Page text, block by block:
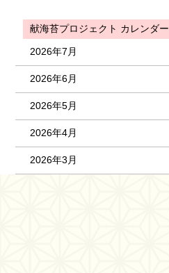
献海苔プロジェクト カレンダー
2026年7月
2026年6月
2026年5月
2026年4月
2026年3月